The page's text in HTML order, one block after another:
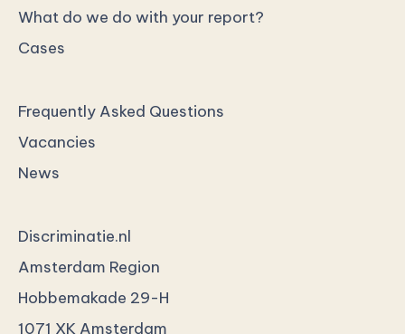
What do we do with your report?
Cases
Frequently Asked Questions
Vacancies
News
Discriminatie.nl
Amsterdam Region
Hobbemakade 29-H
1071 XK Amsterdam